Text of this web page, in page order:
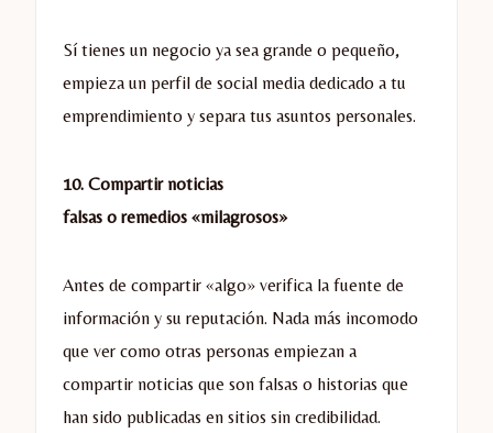
Sí tienes un negocio ya sea grande o pequeño,
empieza un perfil de social media dedicado a tu
emprendimiento y separa tus asuntos personales.
10. Compartir noticias
falsas o remedios «milagrosos»
Antes de compartir «algo» verifica la fuente de
información y su reputación. Nada más incomodo
que ver como otras personas empiezan a
compartir noticias que son falsas o historias que
han sido publicadas en sitios sin credibilidad.